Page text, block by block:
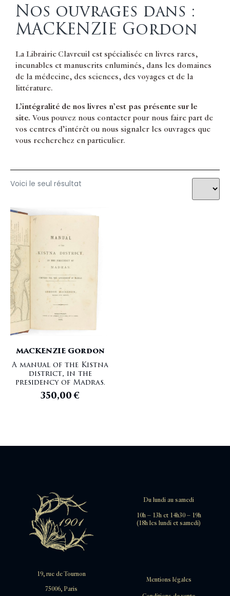
Nos ouvrages dans :
MACKENZIE Gordon
La Librairie Clavreuil est spécialisée en livres rares,
incunables et manuscrits enluminés, dans les domaines
de la médecine, des sciences, des voyages et de la
littérature.
L’intégralité de nos livres n’est pas présente sur le
site. Vous pouvez nous contacter pour nous faire part de
vos centres d’intérêt ou nous signaler les ouvrages que
vous recherchez en particulier.
Voici le seul résultat
MACKENZIE Gordon
A manual of the Kistna
district, in the
presidency of Madras.
350,00€
Du lundi au samedi
10h – 13h et 14h30 – 19h
(18h les lundi et samedi)
19, rue de Tournon
75006, Paris
Mentions légales